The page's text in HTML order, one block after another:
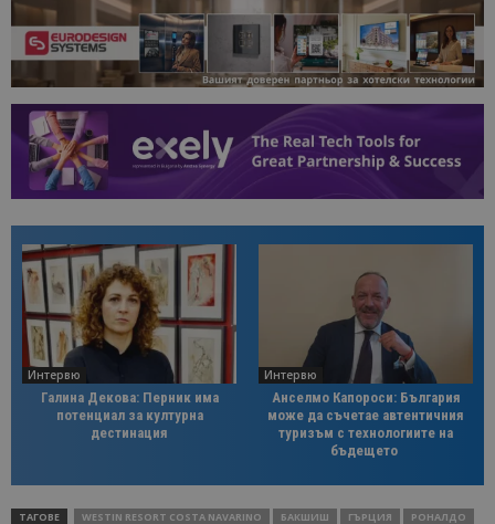
Интервю
Галина Декова: Перник има
потенциал за културна
дестинация
Интервю
Анселмо Капороси: България
може да съчетае автентичния
туризъм с технологиите на
бъдещето
ТАГОВЕ WESTIN RESORT COSTA NAVARINO БАКШИШ ГЪРЦИЯ РОНАЛДО